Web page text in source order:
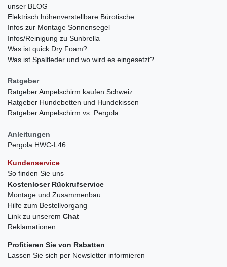
unser BLOG
Elektrisch höhenverstellbare Bürotische
Infos zur Montage Sonnensegel
Infos/Reinigung zu Sunbrella
Was ist quick Dry Foam?
Was ist Spaltleder und wo wird es eingesetzt?
Ratgeber
Ratgeber Ampelschirm kaufen Schweiz
Ratgeber Hundebetten und Hundekissen
Ratgeber Ampelschirm vs. Pergola
Anleitungen
Pergola HWC-L46
Kundenservice
So finden Sie uns
Kostenloser Rückrufservice
Montage und Zusammenbau
Hilfe zum Bestellvorgang
Link zu unserem Chat
Reklamationen
Profitieren Sie von Rabatten
Lassen Sie sich per Newsletter informieren